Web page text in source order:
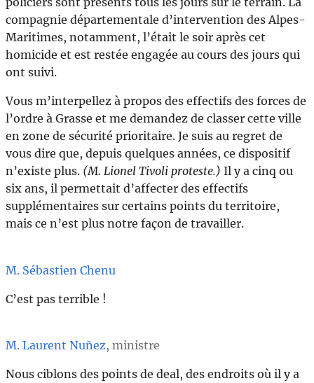
compagnie départementale d’intervention des Alpes-
Maritimes, notamment, l’était le soir après cet
homicide et est restée engagée au cours des jours qui
ont suivi.
Vous m’interpellez à propos des effectifs des forces de
l’ordre à Grasse et me demandez de classer cette ville
en zone de sécurité prioritaire. Je suis au regret de
vous dire que, depuis quelques années, ce dispositif
n’existe plus. (M. Lionel Tivoli proteste.) Il y a cinq ou
six ans, il permettait d’affecter des effectifs
supplémentaires sur certains points du territoire,
mais ce n’est plus notre façon de travailler.
M. Sébastien Chenu
C’est pas terrible !
M. Laurent Nuñez, ministre
Nous ciblons des points de deal, des endroits où il y a